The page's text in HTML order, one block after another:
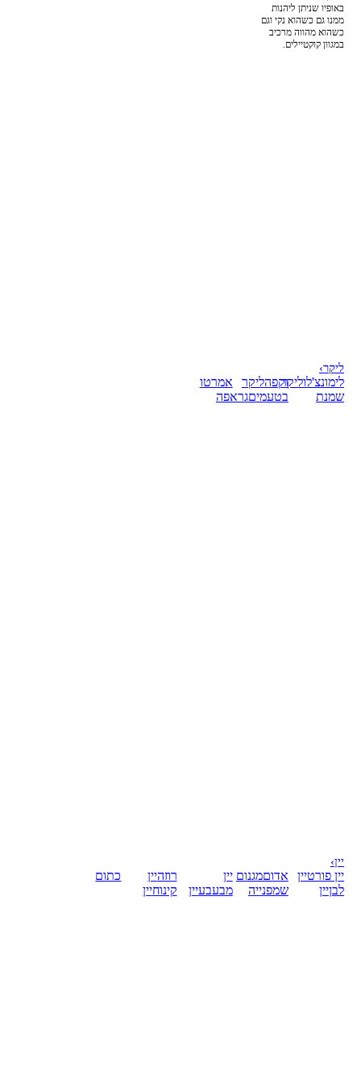
באופיו שניתן ליהנות
ממנו גם כשהוא נקי וגם
כשהוא מהווה מרכיב
במגוון קוקטיילים.
ליקר›
לימונצ'לוליקר
שמנת
וקפהליקר
בטעמיםגראפה
אמרטו
יין›
יין פורטיין
לבןיין
אדוםמגנום
שמפנייה
יין
מבעבעיין
רוזהיין
קינוחיין
כתום